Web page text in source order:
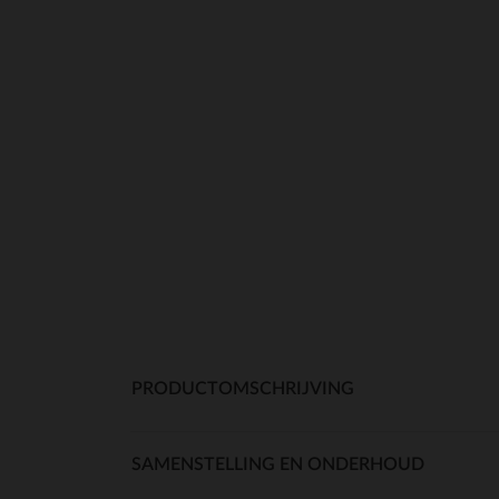
PRODUCTOMSCHRIJVING
SAMENSTELLING EN ONDERHOUD